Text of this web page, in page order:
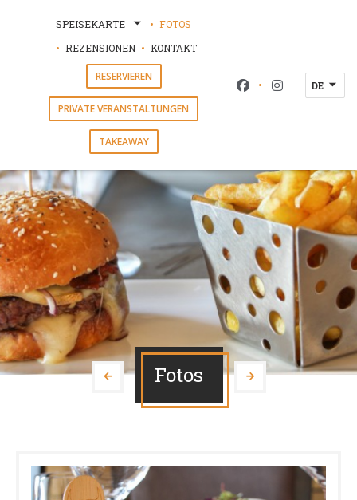
SPEISEKARTE
FOTOS
REZENSIONEN
KONTAKT
RESERVIEREN
PRIVATE VERANSTALTUNGEN
TAKEAWAY
Facebook ((öffnet
Instagram
DE
Fotos